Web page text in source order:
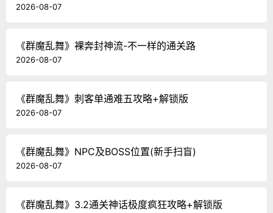
2026-08-07
《群魔乱舞》裸奔封神流-不一样的通关路
2026-08-07
《群魔乱舞》刺客单通难五攻略+解锁版
2026-08-07
《群魔乱舞》NPC及BOSS位置(新手扫盲)
2026-08-07
《群魔乱舞》3.2通关神话极度疯狂攻略+解锁版